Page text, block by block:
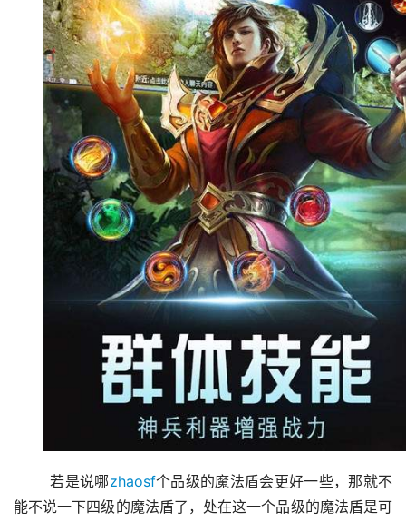
	若是说哪
zhaosf个品级的魔法盾会更好一些，那就不
能不说一下四级的魔法盾了，处在这一个品级的魔法盾是可